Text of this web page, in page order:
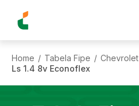
Home / Tabela Fipe / Chevrolet
Ls 1.4 8v Econoflex